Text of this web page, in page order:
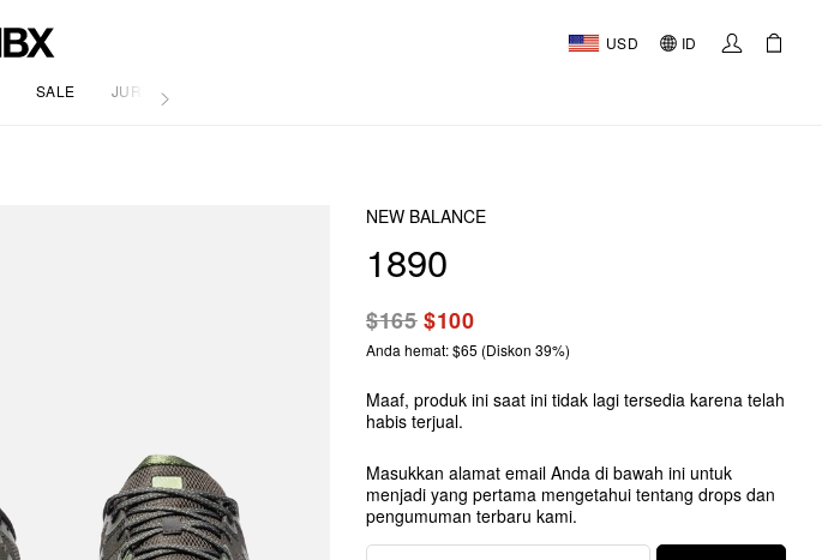
USD ID
SALE JURNAL
NEW BALANCE
1890
$165$100
Anda hemat: $65 (Diskon 39%)
Maaf, produk ini saat ini tidak lagi tersedia karena telah
habis terjual.
Masukkan alamat email Anda di bawah ini untuk
menjadi yang pertama mengetahui tentang drops dan
pengumuman terbaru kami.